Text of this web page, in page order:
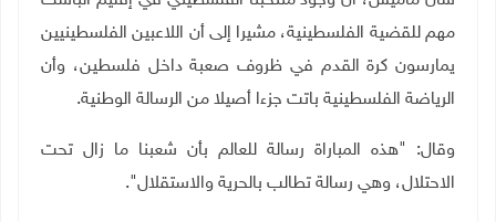
مهم للقضية الفلسطينية، مشيرا إلى أن اللاعبين الفلسطينيين
يمارسون كرة القدم في ظروف صعبة داخل فلسطين، وأن
الرياضة الفلسطينية باتت جزءا أصيلا من الرسالة الوطنية.
وقال: "هذه المباراة رسالة للعالم بأن شعبنا ما زال تحت
الاحتلال، وهي رسالة تطالب بالحرية والاستقلال".